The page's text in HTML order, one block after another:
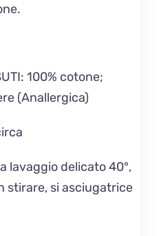
100% cotone;
(Anallergica)
lavaggio delicato 40°,
stirare, si asciugatrice